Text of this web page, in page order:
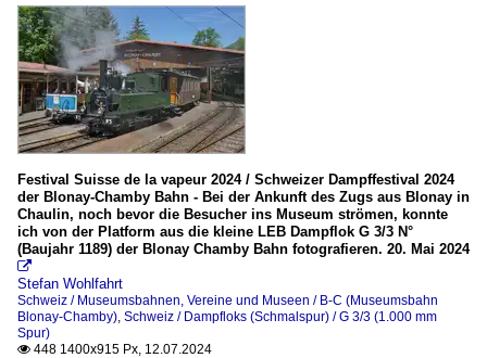
Festival Suisse de la vapeur 2024 / Schweizer Dampffestival 2024
der Blonay-Chamby Bahn - Bei der Ankunft des Zugs aus Blonay in
Chaulin, noch bevor die Besucher ins Museum strömen, konnte
ich von der Platform aus die kleine LEB Dampflok G 3/3 N°
(Baujahr 1189) der Blonay Chamby Bahn fotografieren. 20. Mai 2024

Stefan Wohlfahrt
Schweiz / Museumsbahnen, Vereine und Museen / B-C (Museumsbahn
Blonay-Chamby), Schweiz / Dampfloks (Schmalspur) / G 3/3 (1.000 mm
Spur)
 448 1400x915 Px, 12.07.2024